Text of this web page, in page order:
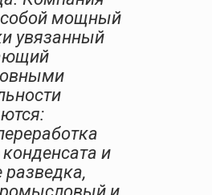
собой мощный
увязанный
конденсата и
разведка,